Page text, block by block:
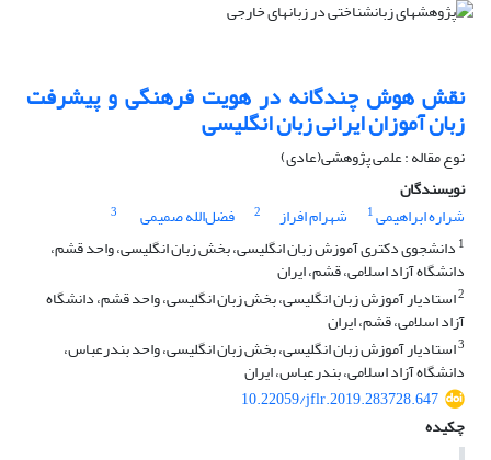
نقش هوش چندگانه در هویت فرهنگی و پیشرفت
زبان آموزان ایرانی زبان انگلیسی
نوع مقاله : علمی پژوهشی(عادی)
نویسندگان
شراره ابراهیمی1 شهرام افراز 2 فضل‌الله صمیمی
3
1 دانشجوی دکتری آموزش زبان انگلیسی، بخش زبان انگلیسی، واحد قشم،
دانشگاه آزاد اسلامی، قشم، ایران
2استادیار آموزش زبان انگلیسی، بخش زبان انگلیسی، واحد قشم، دانشگاه
آزاد اسلامی، قشم، ایران
3استادیار آموزش زبان انگلیسی، بخش زبان انگلیسی، واحد بندرعباس،
دانشگاه آزاد اسلامی، بندرعباس، ایران
10.22059/jflr.2019.283728.647
چکیده